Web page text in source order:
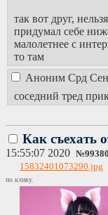
так вот друг,
придумал себе
малолетнее с
то там
Аноним Срд
соседний тред
Как съехать
15:55:07 2020 №99380
15832401073290.jpg
по клику.